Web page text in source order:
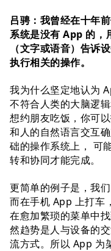
吕骋：我曾经在⼗年
系统是没有 App 的，
（⽂字或语⾳）告诉
执⾏相关的操作。
我为什么坚定地认为
不符合⼈类的⼤脑逻
想约朋友吃饭，你可
和⼈的⾃然语⾔交互
础的操作系统上， 可
转和协同才能完成。
更简单的例⼦是，我
⽽在⼿机 App 上打⻋
在愈加繁琐的菜单中
然趋势是⼈与设备的
流方式。所以 App 为